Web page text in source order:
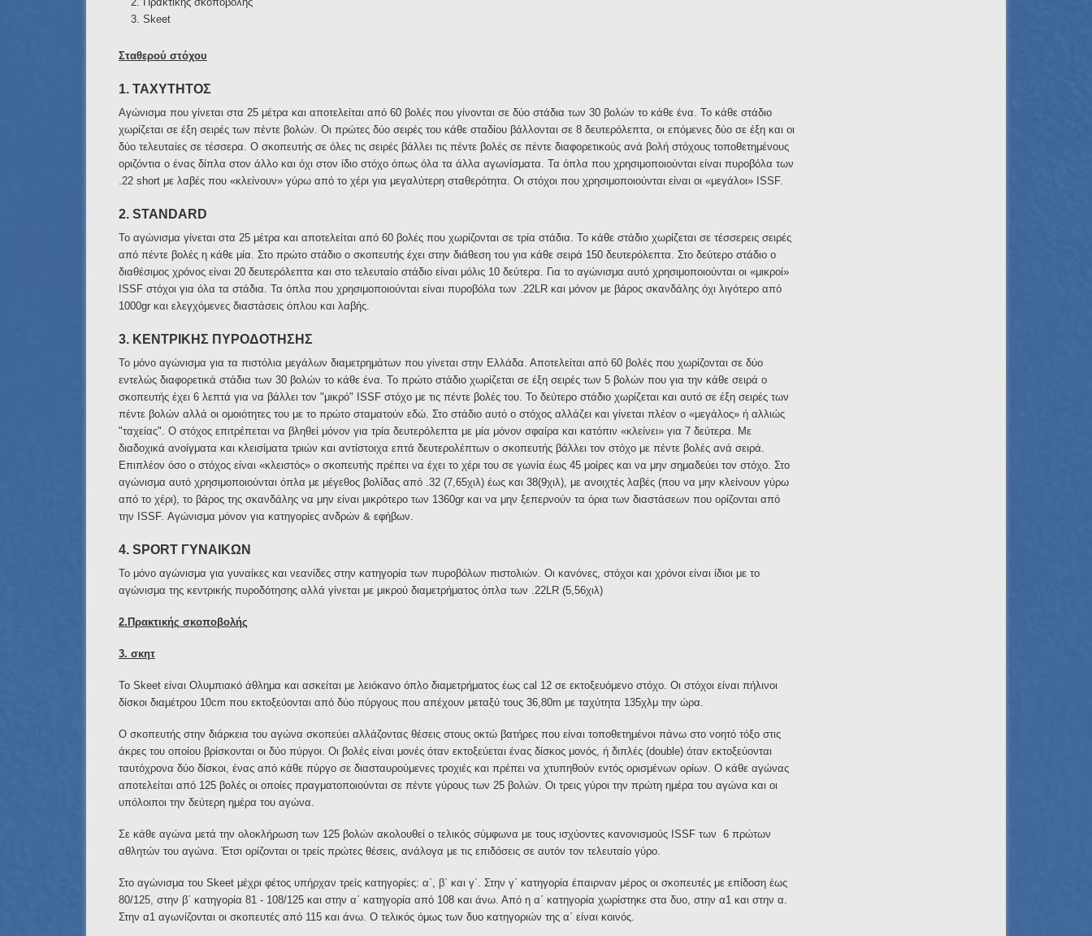
Skeet
Σταθερού στόχου
1. ΤΑΧΥΤΗΤΟΣ
Αγώνισμα που γίνεται στα 25 μέτρα και αποτελείται από 60 βολές που γίνονται σε δύο στάδια των 30 βολών το κάθε ένα. Το κάθε στάδιο
χωρίζεται σε έξη σειρές των πέντε βολών. Οι πρώτες δύο σειρές του κάθε σταδίου βάλλονται σε 8 δευτερόλεπτα, οι επόμενες δύο σε έξη και οι
δύο τελευταίες σε τέσσερα. Ο σκοπευτής σε όλες τις σειρές βάλλει τις πέντε βολές σε πέντε διαφορετικούς ανά βολή στόχους τοποθετημένους
οριζόντια ο ένας δίπλα στον άλλο και όχι στον ίδιο στόχο όπως όλα τα άλλα αγωνίσματα. Τα όπλα που χρησιμοποιούνται είναι πυροβόλα των
.22 short με λαβές που «κλείνουν» γύρω από το χέρι για μεγαλύτερη σταθερότητα. Οι στόχοι που χρησιμοποιούνται είναι οι «μεγάλοι» ISSF.
2. STANDARD
Το αγώνισμα γίνεται στα 25 μέτρα και αποτελείται από 60 βολές που χωρίζονται σε τρία στάδια. Το κάθε στάδιο χωρίζεται σε τέσσερεις σειρές
από πέντε βολές η κάθε μία. Στο πρώτο στάδιο ο σκοπευτής έχει στην διάθεση του για κάθε σειρά 150 δευτερόλεπτα. Στο δεύτερο στάδιο ο
διαθέσιμος χρόνος είναι 20 δευτερόλεπτα και στο τελευταίο στάδιο είναι μόλις 10 δεύτερα. Για το αγώνισμα αυτό χρησιμοποιούνται οι «μικροί»
ISSF στόχοι για όλα τα στάδια. Τα όπλα που χρησιμοποιούνται είναι πυροβόλα των .22LR και μόνον με βάρος σκανδάλης όχι λιγότερο από
1000gr και ελεγχόμενες διαστάσεις όπλου και λαβής.
3. ΚΕΝΤΡΙΚΗΣ ΠΥΡΟΔΟΤΗΣΗΣ
Το μόνο αγώνισμα για τα πιστόλια μεγάλων διαμετρημάτων που γίνεται στην Ελλάδα. Αποτελείται από 60 βολές που χωρίζονται σε δύο
εντελώς διαφορετικά στάδια των 30 βολών το κάθε ένα. Το πρώτο στάδιο χωρίζεται σε έξη σειρές των 5 βολών που για την κάθε σειρά ο
σκοπευτής έχει 6 λεπτά για να βάλλει τον "μικρό" ISSF στόχο με τις πέντε βολές του. Το δεύτερο στάδιο χωρίζεται και αυτό σε έξη σειρές των
πέντε βολών αλλά οι ομοιότητες του με το πρώτο σταματούν εδώ. Στο στάδιο αυτό ο στόχος αλλάζει και γίνεται πλέον ο «μεγάλος» ή αλλιώς
"ταχείας". Ο στόχος επιτρέπεται να βληθεί μόνον για τρία δευτερόλεπτα με μία μόνον σφαίρα και κατόπιν «κλείνει» για 7 δεύτερα. Με
διαδοχικά ανοίγματα και κλεισίματα τριών και αντίστοιχα επτά δευτερολέπτων ο σκοπευτής βάλλει τον στόχο με πέντε βολές ανά σειρά.
Επιπλέον όσο ο στόχος είναι «κλειστός» ο σκοπευτής πρέπει να έχει το χέρι του σε γωνία έως 45 μοίρες και να μην σημαδεύει τον στόχο. Στο
αγώνισμα αυτό χρησιμοποιούνται όπλα με μέγεθος βολίδας από .32 (7,65χιλ) έως και 38(9χιλ), με ανοιχτές λαβές (που να μην κλείνουν γύρω
από το χέρι), το βάρος της σκανδάλης να μην είναι μικρότερο των 1360gr και να μην ξεπερνούν τα όρια των διαστάσεων που ορίζονται από
την ISSF. Αγώνισμα μόνον για κατηγορίες ανδρών & εφήβων.
4. SPORT ΓΥΝΑΙΚΩΝ
Το μόνο αγώνισμα για γυναίκες και νεανίδες στην κατηγορία των πυροβόλων πιστολιών. Οι κανόνες, στόχοι και χρόνοι είναι ίδιοι με το
αγώνισμα της κεντρικής πυροδότησης αλλά γίνεται με μικρού διαμετρήματος όπλα των .22LR (5,56χιλ)
2.Πρακτικής σκοποβολής
3. σκητ
Το Skeet είναι Ολυμπιακό άθλημα και ασκείται με λειόκανο όπλο διαμετρήματος έως cal 12 σε εκτοξευόμενο στόχο. Οι στόχοι είναι πήλινοι
δίσκοι διαμέτρου 10cm που εκτοξεύονται από δύο πύργους που απέχουν μεταξύ τους 36,80m με ταχύτητα 135χλμ την ώρα.
Ο σκοπευτής στην διάρκεια του αγώνα σκοπεύει αλλάζοντας θέσεις στους οκτώ βατήρες που είναι τοποθετημένοι πάνω στο νοητό τόξο στις
άκρες του οποίου βρίσκονται οι δύο πύργοι. Οι βολές είναι μονές όταν εκτοξεύεται ένας δίσκος μονός, ή διπλές (double) όταν εκτοξεύονται
ταυτόχρονα δύο δίσκοι, ένας από κάθε πύργο σε διασταυρούμενες τροχιές και πρέπει να χτυπηθούν εντός ορισμένων ορίων. Ο κάθε αγώνας
αποτελείται από 125 βολές οι οποίες πραγματοποιούνται σε πέντε γύρους των 25 βολών. Οι τρεις γύροι την πρώτη ημέρα του αγώνα και οι
υπόλοιποι την δεύτερη ημέρα του αγώνα.
Σε κάθε αγώνα μετά την ολοκλήρωση των 125 βολών ακολουθεί ο τελικός σύμφωνα με τους ισχύοντες κανονισμούς ISSF των 6 πρώτων
αθλητών του αγώνα. Έτσι ορίζονται οι τρείς πρώτες θέσεις, ανάλογα με τις επιδόσεις σε αυτόν τον τελευταίο γύρο.
Στο αγώνισμα του Skeet μέχρι φέτος υπήρχαν τρείς κατηγορίες: α΄, β΄ και γ΄. Στην γ΄ κατηγορία έπαιρναν μέρος οι σκοπευτές με επίδοση έως
80/125, στην β΄ κατηγορία 81 - 108/125 και στην α΄ κατηγορία από 108 και άνω. Από η α΄ κατηγορία χωρίστηκε στα δυο, στην α1 και στην α.
Στην α1 αγωνίζονται οι σκοπευτές από 115 και άνω. Ο τελικός όμως των δυο κατηγοριών της α΄ είναι κοινός.